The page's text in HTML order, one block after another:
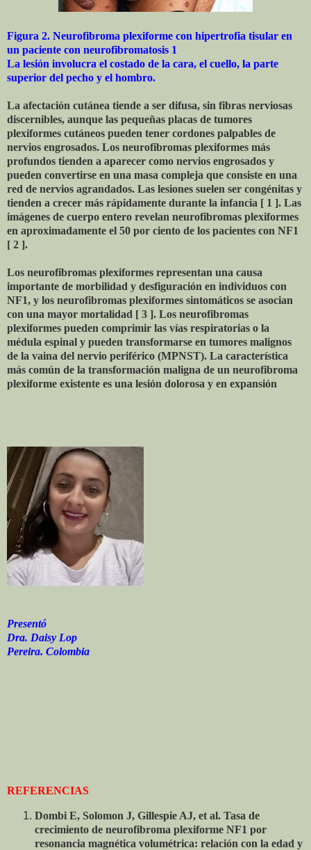
Figura 2. Neurofibroma plexiforme con hipertrofia tisular en
un paciente con neurofibromatosis 1
La lesión involucra el costado de la cara, el cuello, la parte
superior del pecho y el hombro.
La afectación cutánea tiende a ser difusa, sin fibras nerviosas
discernibles, aunque las pequeñas placas de tumores
plexiformes cutáneos pueden tener cordones palpables de
nervios engrosados. Los neurofibromas plexiformes más
profundos tienden a aparecer como nervios engrosados ​​y
pueden convertirse en una masa compleja que consiste en una
red de nervios agrandados. Las lesiones suelen ser congénitas y
tienden a crecer más rápidamente durante la infancia [ 1 ]. Las
imágenes de cuerpo entero revelan neurofibromas plexiformes
en aproximadamente el 50 por ciento de los pacientes con NF1
[ 2 ].
Los neurofibromas plexiformes representan una causa
importante de morbilidad y desfiguración en individuos con
NF1, y los neurofibromas plexiformes sintomáticos se asocian
con una mayor mortalidad [ 3 ]. Los neurofibromas
plexiformes pueden comprimir las vías respiratorias o la
médula espinal y pueden transformarse en tumores malignos
de la vaina del nervio periférico (MPNST). La característica
más común de la transformación maligna de un neurofibroma
plexiforme existente es una lesión dolorosa y en expansión
Presentó
Dra. Daisy Lop
Pereira. Colombia
REFERENCIAS
Dombi E, Solomon J, Gillespie AJ, et al. Tasa de
crecimiento de neurofibroma plexiforme NF1 por
resonancia magnética volumétrica: relación con la edad y